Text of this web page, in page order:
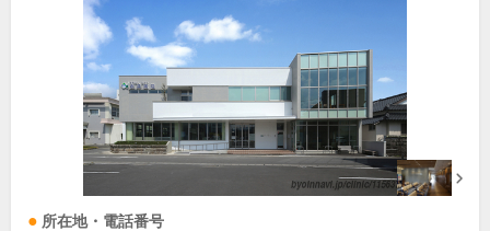
所在地・電話番号